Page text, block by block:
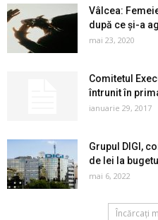
Vâlcea:
după ce și-a
mai 23, 2020
Comitetul
întrunit în
ianuarie 29, 2017
Grupul DIGI,
de lei la
mai 6, 2022
Încărcați